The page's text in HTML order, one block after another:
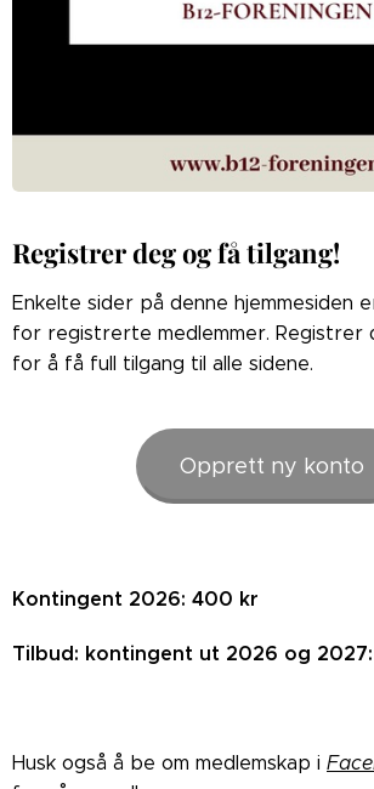
Registrer deg og få tilgang!
Enkelte sider på denne hjemmesiden
for registrerte medlemmer. Registrer
for å få full tilgang til alle sidene.
Opprett ny konto
Kontingent 2026: 400 kr
Tilbud: kontingent ut 2026 og
Husk også å be om medlemskap i